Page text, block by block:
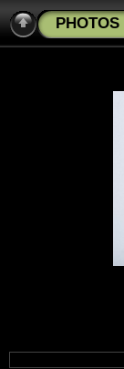
PHOTOS